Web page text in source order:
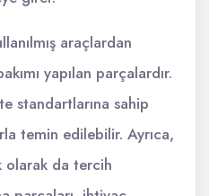
araçlardan
yapılan parçalardır.
standartlarına sahip
temin edilebilir. Ayrıca,
olarak da tercih